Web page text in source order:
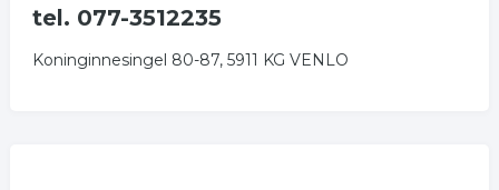
tel. 077-3512235
Koninginnesingel 80-87, 5911 KG VENLO